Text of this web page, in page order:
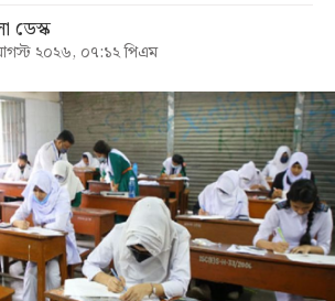
ডেস্ক
২০২৬, ০৭:১২ পিএম